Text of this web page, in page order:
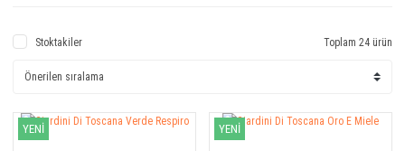
Stoktakiler Toplam 24 ürün
YENİ YENİ